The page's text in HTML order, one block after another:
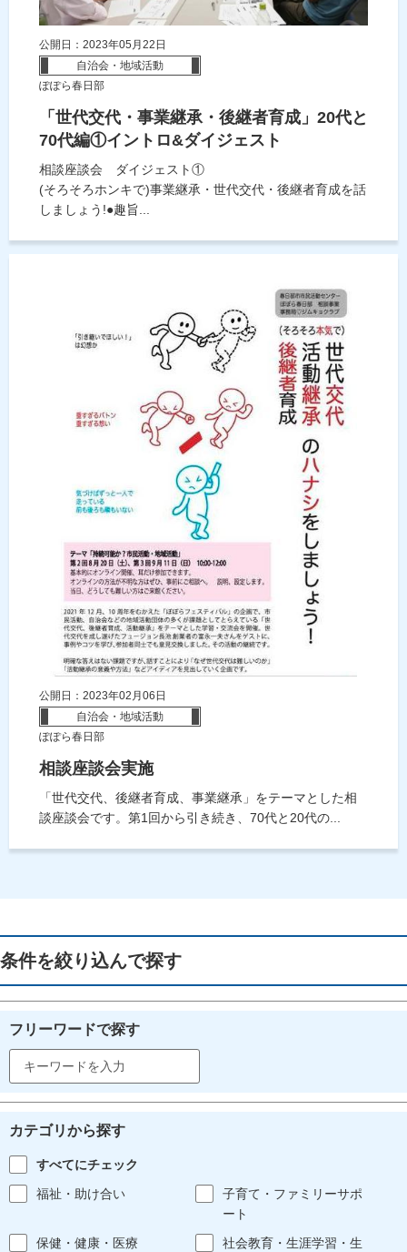
公開日：2023年05月22日
自治会・地域活動
ぽぽら春日部
「世代交代・事業継承・後継者育成」20代と
70代編①イントロ&ダイジェスト
相談座談会 ダイジェスト①
(そろそろホンキで)事業継承・世代交代・後継者育成を話
しましょう!●趣旨...
公開日：2023年02月06日
自治会・地域活動
ぽぽら春日部
相談座談会実施
「世代交代、後継者育成、事業継承」をテーマとした相
談座談会です。第1回から引き続き、70代と20代の...
条件を絞り込んで探す
フリーワードで探す
カテゴリから探す
すべてにチェック
福祉・助け合い
子育て・ファミリーサポ
ート
保健・健康・医療
社会教育・生涯学習・生